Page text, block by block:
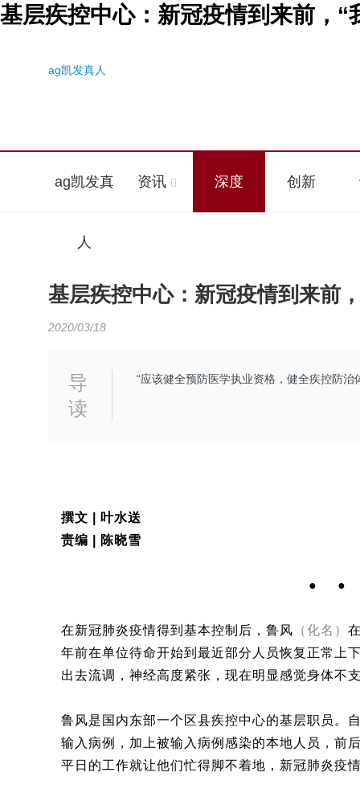
基层疾控中心：新冠疫情到来前，
ag凯发真人
ag凯发真
人
资讯 深度 创新
基层疾控中心：新冠疫情到来前
2020/03/18
导
读
“应该健全预防医学执业资格，健全疾控防治
撰文 | 叶水送
责编 | 陈晓雪
● ●
在新冠肺炎疫情得到基本控制后，鲁风 （化名）
年前在单位待命开始到最近部分人员恢复正常上
出去流调，神经高度紧张，现在明显感觉身体不
鲁风是国内东部一个区县疾控中心的基层职员。
输入病例，加上被输入病例感染的本地人员，前
平日的工作就让他们忙得脚不着地，新冠肺炎疫